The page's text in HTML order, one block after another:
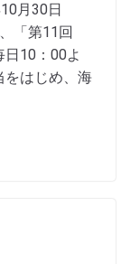
月30日
「第11回
10：00よ
をはじめ、海